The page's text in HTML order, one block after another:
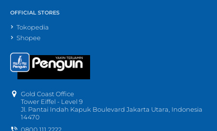
OFFICIAL STORES
Tokopedia
Shopee
Gold Coast Office
Tower Eiffel - Level 9
Jl. Pantai Indah Kapuk Boulevard Jakarta Utara, Indonesia
14470